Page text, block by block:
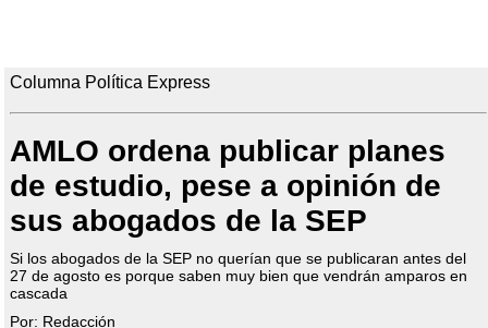
Columna Política Express
AMLO ordena publicar planes
de estudio, pese a opinión de
sus abogados de la SEP
Si los abogados de la SEP no querían que se publicaran antes del
27 de agosto es porque saben muy bien que vendrán amparos en
cascada
Por: Redacción